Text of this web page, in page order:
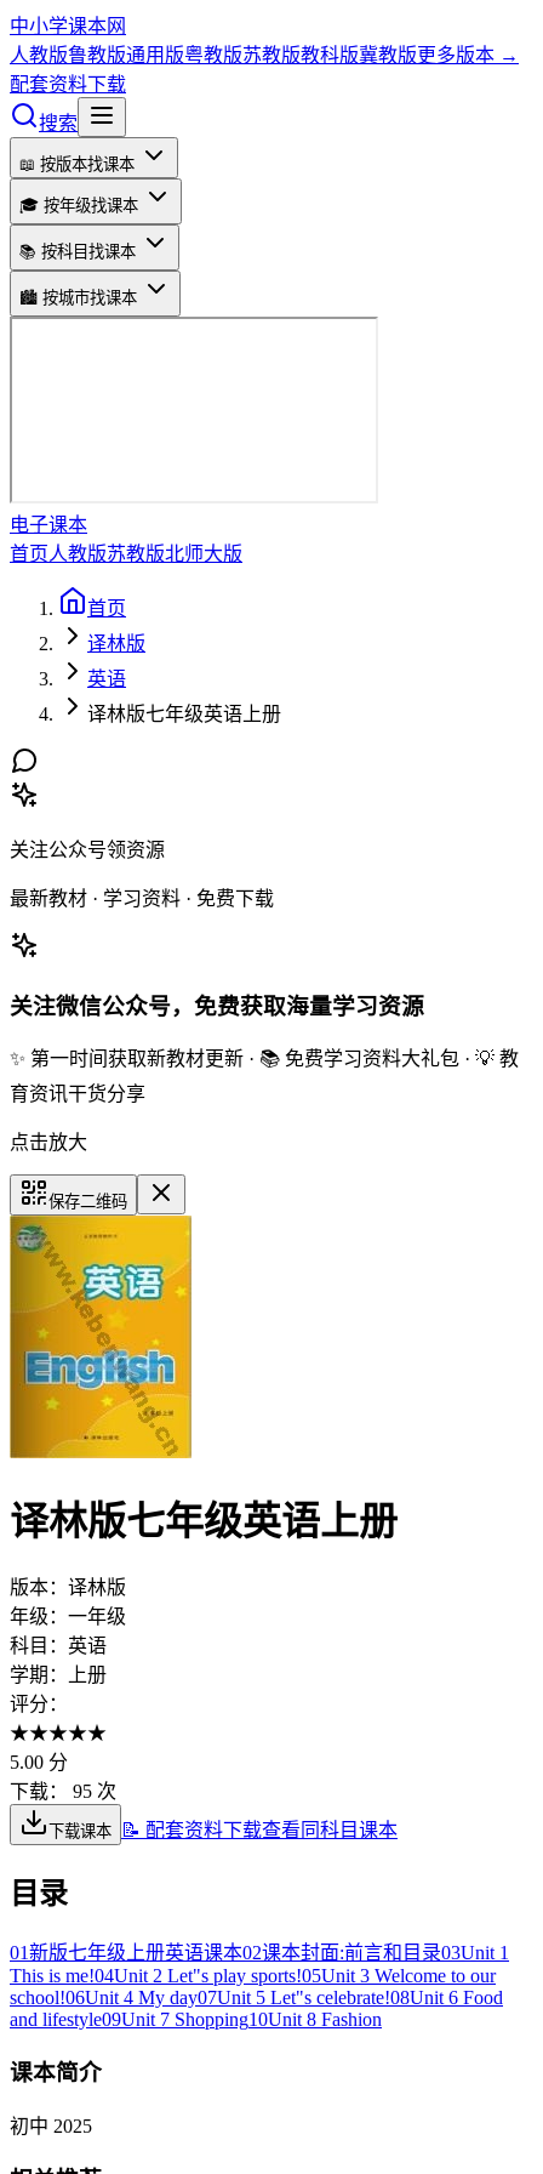
中小学课本网
人教版鲁教版通用版粤教版苏教版教科版冀教版更多版本 →
配套资料下载
搜索
📖 按版本找课本
🎓 按年级找课本
📚 按科目找课本
🏙️ 按城市找课本
电子课本
首页人教版苏教版北师大版
首页
译林版
英语
译林版七年级英语上册
关注公众号领资源
最新教材 · 学习资料 · 免费下载
关注微信公众号，免费获取海量学习资源
✨ 第一时间获取新教材更新 · 📚 免费学习资料大礼包 · 💡 教
育资讯干货分享
点击放大
保存二维码
译林版七年级英语上册
版本： 译林版
年级： 一年级
科目： 英语
学期：
上册
评分：
★★★★★
5.00 分
下载：
95 次
下载课本 📝 配套资料下载查看同科目课本
目录
01新版七年级上册英语课本02课本封面:前言和目录03Unit 1
This is me!04Unit 2 Let"s play sports!05Unit 3 Welcome to our
school!06Unit 4 My day07Unit 5 Let"s celebrate!08Unit 6 Food
and lifestyle09Unit 7 Shopping10Unit 8 Fashion
课本简介
初中 2025